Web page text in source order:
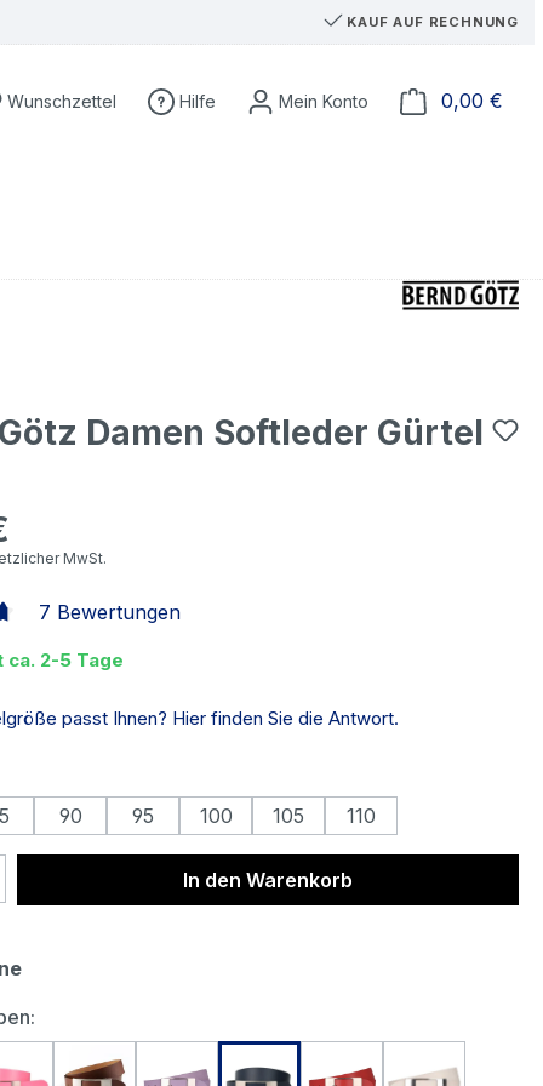
KAUF AUF RECHNUNG
Du hast 0 Produkte auf dem Merkzettel
Wunschzettel Hilfe 0,00 €
Damen Softleder Gürtel
MwSt.
7 Bewertungen
2-5 Tage
passt Ihnen? Hier finden Sie die Antwort.
90 95 100 105 110
Anzahl: Gib den gewünschten Wert
In den Warenkorb